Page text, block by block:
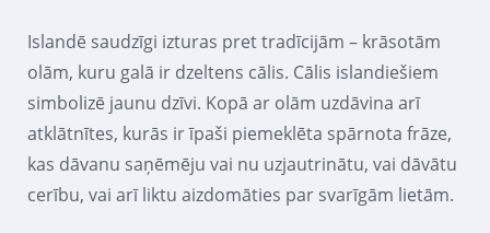
Islandē saudzīgi izturas pret tradīcijām – krāsotām
olām, kuru galā ir dzeltens cālis. Cālis islandiešiem
simbolizē jaunu dzīvi. Kopā ar olām uzdāvina arī
atklātnītes, kurās ir īpaši piemeklēta spārnota frāze,
kas dāvanu saņēmēju vai nu uzjautrinātu, vai dāvātu
cerību, vai arī liktu aizdomāties par svarīgām lietām.